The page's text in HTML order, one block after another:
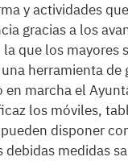
y actividades
gracias a los
que los mayores
herramienta de
en marcha el
los móviles,
disponer
debidas medidas